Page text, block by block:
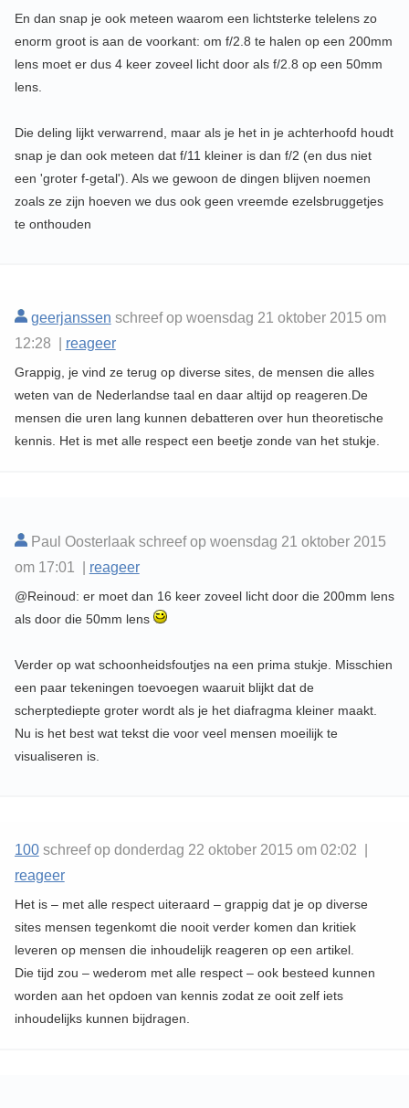
En dan snap je ook meteen waarom een lichtsterke telelens zo
enorm groot is aan de voorkant: om f/2.8 te halen op een 200mm
lens moet er dus 4 keer zoveel licht door als f/2.8 op een 50mm
lens.
Die deling lijkt verwarrend, maar als je het in je achterhoofd houdt
snap je dan ook meteen dat f/11 kleiner is dan f/2 (en dus niet
een 'groter f-getal'). Als we gewoon de dingen blijven noemen
zoals ze zijn hoeven we dus ook geen vreemde ezelsbruggetjes
te onthouden
geerjanssen schreef op woensdag 21 oktober 2015 om
12:28 | reageer
Grappig, je vind ze terug op diverse sites, de mensen die alles
weten van de Nederlandse taal en daar altijd op reageren.De
mensen die uren lang kunnen debatteren over hun theoretische
kennis. Het is met alle respect een beetje zonde van het stukje.
Paul Oosterlaak schreef op woensdag 21 oktober 2015
om 17:01 | reageer
@Reinoud: er moet dan 16 keer zoveel licht door die 200mm lens
als door die 50mm lens
Verder op wat schoonheidsfoutjes na een prima stukje. Misschien
een paar tekeningen toevoegen waaruit blijkt dat de
scherptediepte groter wordt als je het diafragma kleiner maakt.
Nu is het best wat tekst die voor veel mensen moeilijk te
visualiseren is.
100schreef op donderdag 22 oktober 2015 om 02:02 |
reageer
Het is – met alle respect uiteraard – grappig dat je op diverse
sites mensen tegenkomt die nooit verder komen dan kritiek
leveren op mensen die inhoudelijk reageren op een artikel.
Die tijd zou – wederom met alle respect – ook besteed kunnen
worden aan het opdoen van kennis zodat ze ooit zelf iets
inhoudelijks kunnen bijdragen.